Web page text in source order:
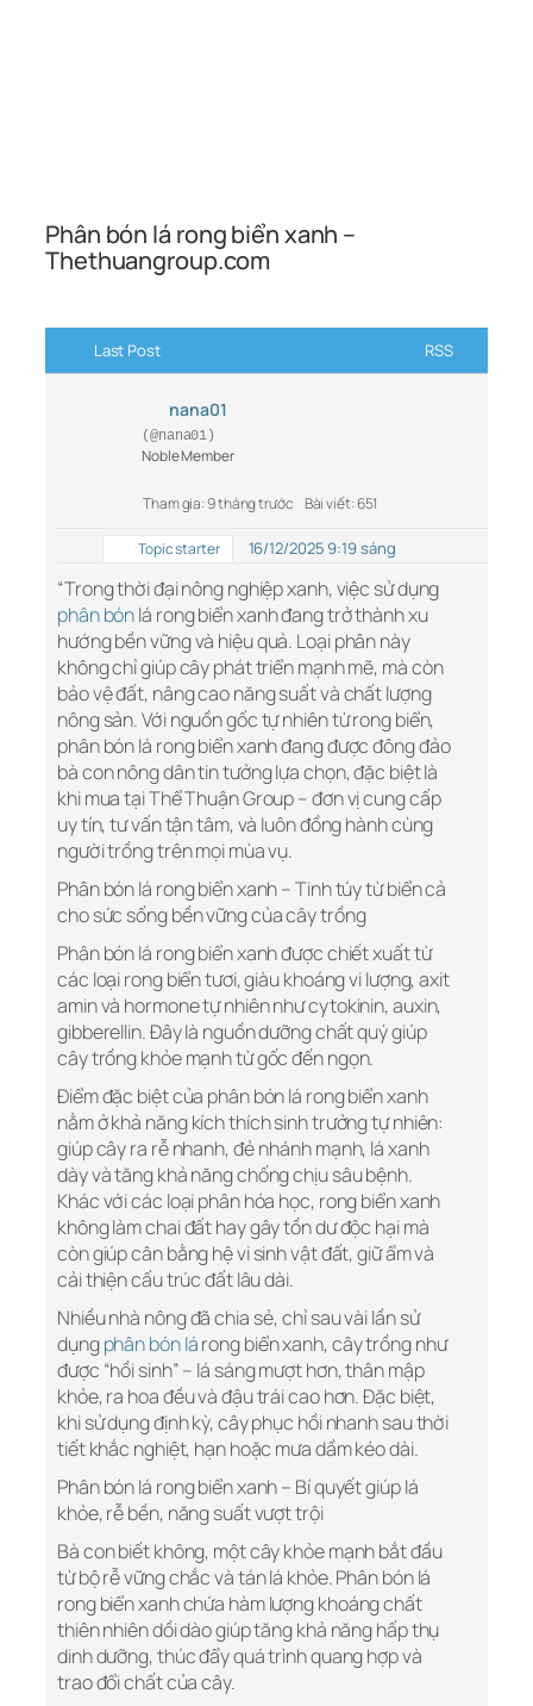
Phân bón lá rong biển xanh –
Thethuangroup.com
Last Post RSS
nana01
(@nana01)
Noble Member
Tham gia: 9 tháng trước Bài viết: 651
Topic starter 16/12/2025 9:19 sáng
“Trong thời đại nông nghiệp xanh, việc sử dụng
phân bónlá rong biển xanh đang trở thành xu
hướng bền vững và hiệu quả. Loại phân này
không chỉ giúp cây phát triển mạnh mẽ, mà còn
bảo vệ đất, nâng cao năng suất và chất lượng
nông sản. Với nguồn gốc tự nhiên từ rong biển,
phân bón lá rong biển xanh đang được đông đảo
bà con nông dân tin tưởng lựa chọn, đặc biệt là
khi mua tại Thể Thuận Group – đơn vị cung cấp
uy tín, tư vấn tận tâm, và luôn đồng hành cùng
người trồng trên mọi mùa vụ.
Phân bón lá rong biển xanh – Tinh túy từ biển cả
cho sức sống bền vững của cây trồng
Phân bón lá rong biển xanh được chiết xuất từ
các loại rong biển tươi, giàu khoáng vi lượng, axit
amin và hormone tự nhiên như cytokinin, auxin,
gibberellin. Đây là nguồn dưỡng chất quý giúp
cây trồng khỏe mạnh từ gốc đến ngọn.
Điểm đặc biệt của phân bón lá rong biển xanh
nằm ở khả năng kích thích sinh trưởng tự nhiên:
giúp cây ra rễ nhanh, đẻ nhánh mạnh, lá xanh
dày và tăng khả năng chống chịu sâu bệnh.
Khác với các loại phân hóa học, rong biển xanh
không làm chai đất hay gây tồn dư độc hại mà
còn giúp cân bằng hệ vi sinh vật đất, giữ ẩm và
cải thiện cấu trúc đất lâu dài.
Nhiều nhà nông đã chia sẻ, chỉ sau vài lần sử
dụngphân bón lárong biển xanh, cây trồng như
được “hồi sinh” – lá sáng mượt hơn, thân mập
khỏe, ra hoa đều và đậu trái cao hơn. Đặc biệt,
khi sử dụng định kỳ, cây phục hồi nhanh sau thời
tiết khắc nghiệt, hạn hoặc mưa dầm kéo dài.
Phân bón lá rong biển xanh – Bí quyết giúp lá
khỏe, rễ bền, năng suất vượt trội
Bà con biết không, một cây khỏe mạnh bắt đầu
từ bộ rễ vững chắc và tán lá khỏe. Phân bón lá
rong biển xanh chứa hàm lượng khoáng chất
thiên nhiên dồi dào giúp tăng khả năng hấp thụ
dinh dưỡng, thúc đẩy quá trình quang hợp và
trao đổi chất của cây.